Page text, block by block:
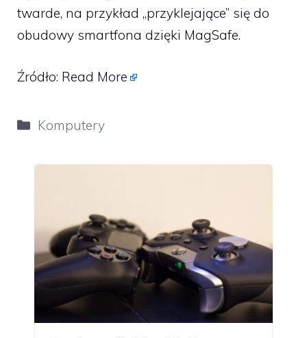
twarde, na przykład „przyklejające” się do
obudowy smartfona dzięki MagSafe.
Źródło: Read More
Kategorie
Komputery